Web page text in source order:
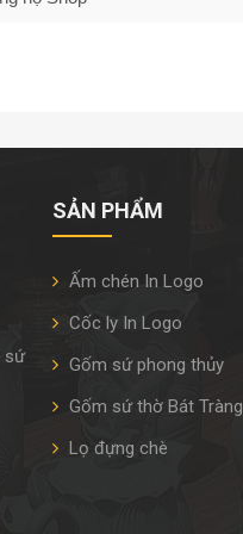
sứ
SẢN PHẨM
Ấm chén In Logo
Cốc ly In Logo
Gốm sứ phong thủy
Gốm sứ thờ Bát Tràng
Lọ đựng chè